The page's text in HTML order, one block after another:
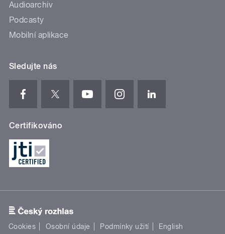
Audioarchiv
Podcasty
Mobilní aplikace
Sledujte nás
Certifikováno
Cookies Osobní údaje Podmínky užití English